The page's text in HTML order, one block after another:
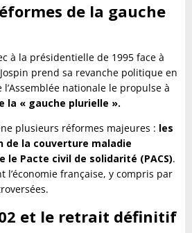
de la gauche
à la présidentielle de 1995 face à
prend sa revanche politique en
nationale le propulse à
la « gauche plurielle ».
plusieurs réformes majeures : les
de la couverture maladie
le Pacte civil de solidarité (PACS).
l’économie française, y compris par
et le retrait définitif